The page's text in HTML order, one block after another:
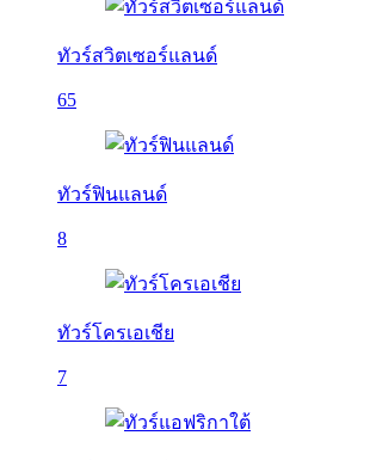
ทัวร์สวิตเซอร์แลนด์
65
ทัวร์ฟินแลนด์
8
ทัวร์โครเอเชีย
7